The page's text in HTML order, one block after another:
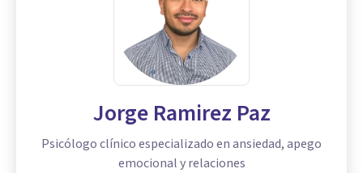
Jorge Ramirez Paz
Psicólogo clínico especializado en ansiedad, apego
emocional y relaciones